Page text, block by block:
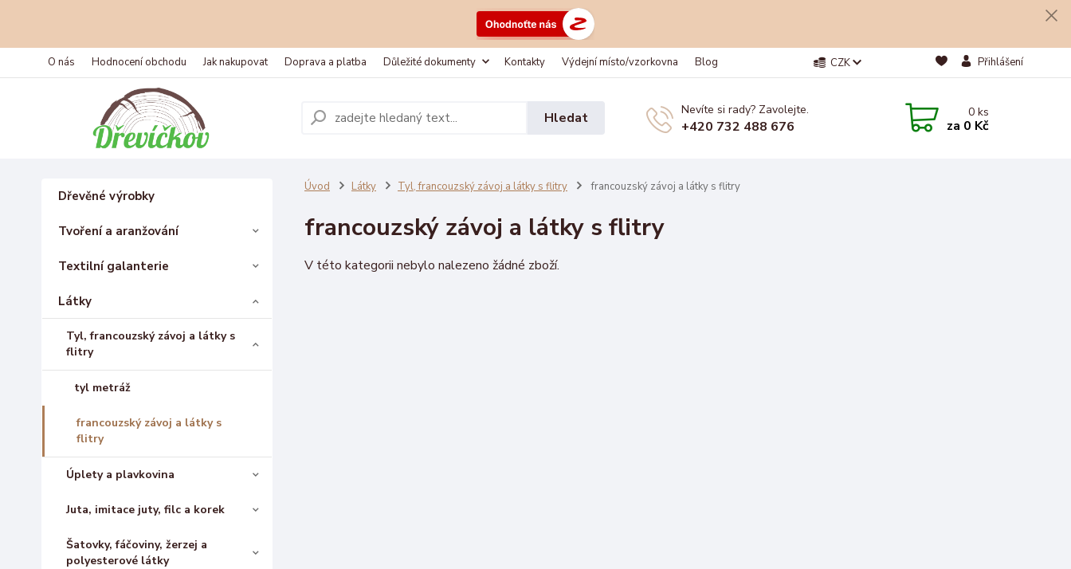
O nás Hodnocení obchodu Jak nakupovat Doprava a platba Důležité dokumenty Kontakty Výdejní místo/vzorkovna Blog CZK Přihlášení
Hledat Nevíte si rady? Zavolejte.
+420 732 488 676
0ks
za 0 Kč
Dřevěné výrobky
Tvoření a aranžování
Textilní galanterie
Látky
Tyl, francouzský závoj a látky s
flitry
tyl metráž
francouzský závoj a látky s
flitry
Úplety a plavkovina
Juta, imitace juty, filc a korek
Šatovky, fáčoviny, žerzej a
polyesterové látky
Úvod Látky Tyl, francouzský závoj a látky s flitry francouzský závoj a látky s flitry
francouzský závoj a látky s flitry
V této kategorii nebylo nalezeno žádné zboží.